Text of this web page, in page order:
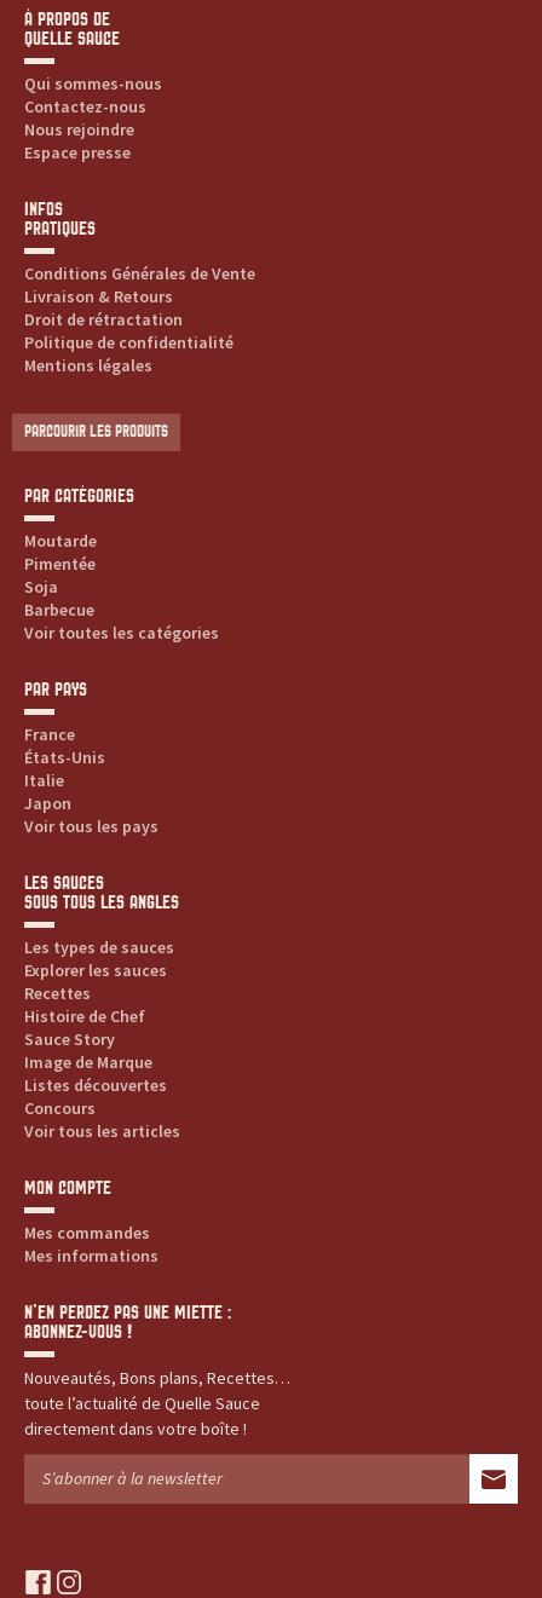
À PROPOS DE
QUELLE SAUCE
Qui sommes-nous
Contactez-nous
Nous rejoindre
Espace presse
INFOS
PRATIQUES
Conditions Générales de Vente
Livraison & Retours
Droit de rétractation
Politique de confidentialité
Mentions légales
PARCOURIR LES PRODUITS
PAR CATÉGORIES
Moutarde
Pimentée
Soja
Barbecue
Voir toutes les catégories
PAR PAYS
France
États-Unis
Italie
Japon
Voir tous les pays
LES SAUCES
SOUS TOUS LES ANGLES
Les types de sauces
Explorer les sauces
Recettes
Histoire de Chef
Sauce Story
Image de Marque
Listes découvertes
Concours
Voir tous les articles
MON COMPTE
Mes commandes
Mes informations
N’EN PERDEZ PAS UNE MIETTE :
ABONNEZ-VOUS !
Nouveautés, Bons plans, Recettes…
toute l’actualité de Quelle Sauce
directement dans votre boîte !
f